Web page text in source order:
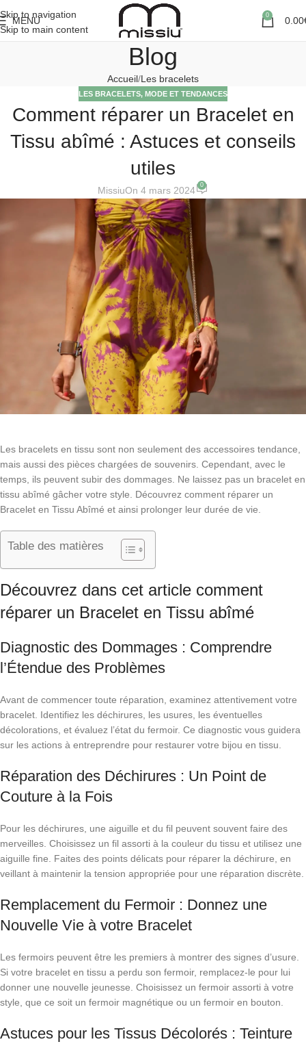
Skip to navigation
Skip to main content
MENU 0 0.00
Blog
Accueil Les bracelets
LES BRACELETS, MODE ET TENDANCES
Comment réparer un Bracelet en
Tissu abîmé : Astuces et conseils
utiles
MissiuOn 4 mars 2024 0
Les bracelets en tissu sont non seulement des accessoires tendance,
mais aussi des pièces chargées de souvenirs. Cependant, avec le
temps, ils peuvent subir des dommages. Ne laissez pas un bracelet en
tissu abîmé gâcher votre style. Découvrez comment réparer un
Bracelet en Tissu Abîmé et ainsi prolonger leur durée de vie.
Table des matières
Découvrez dans cet article comment
réparer un Bracelet en Tissu abîmé
Diagnostic des Dommages : Comprendre
l’Étendue des Problèmes
Avant de commencer toute réparation, examinez attentivement votre
bracelet. Identifiez les déchirures, les usures, les éventuelles
décolorations, et évaluez l’état du fermoir. Ce diagnostic vous guidera
sur les actions à entreprendre pour restaurer votre bijou en tissu.
Réparation des Déchirures : Un Point de
Couture à la Fois
Pour les déchirures, une aiguille et du fil peuvent souvent faire des
merveilles. Choisissez un fil assorti à la couleur du tissu et utilisez une
aiguille fine. Faites des points délicats pour réparer la déchirure, en
veillant à maintenir la tension appropriée pour une réparation discrète.
Remplacement du Fermoir : Donnez une
Nouvelle Vie à votre Bracelet
Les fermoirs peuvent être les premiers à montrer des signes d’usure.
Si votre bracelet en tissu a perdu son fermoir, remplacez-le pour lui
donner une nouvelle jeunesse. Choisissez un fermoir assorti à votre
style, que ce soit un fermoir magnétique ou un fermoir en bouton.
Astuces pour les Tissus Décolorés : Teinture